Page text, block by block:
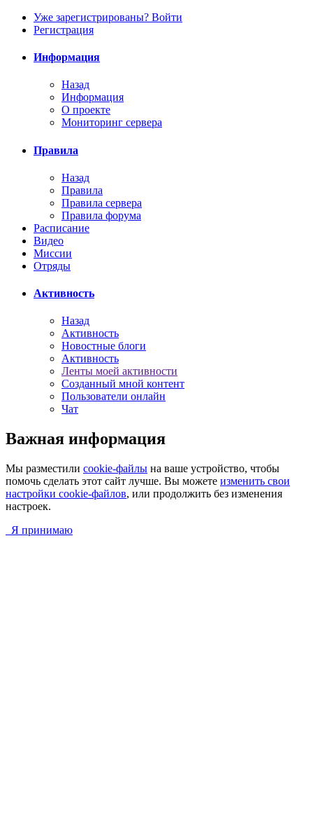
Уже зарегистрированы? Войти
Регистрация
Информация
Назад
Информация
О проекте
Мониторинг сервера
Правила
Назад
Правила
Правила сервера
Правила форума
Расписание
Видео
Миссии
Отряды
Активность
Назад
Активность
Новостные блоги
Активность
Ленты моей активности
Созданный мной контент
Пользователи онлайн
Чат
Важная информация
Мы разместили cookie-файлы на ваше устройство, чтобы
помочь сделать этот сайт лучше. Вы можете изменить свои
настройки cookie-файлов, или продолжить без изменения
настроек.
Я принимаю